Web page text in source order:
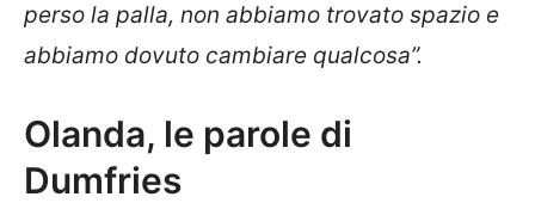
perso la palla, non abbiamo trovato spazio e
abbiamo dovuto cambiare qualcosa”.
Olanda, le parole di
Dumfries